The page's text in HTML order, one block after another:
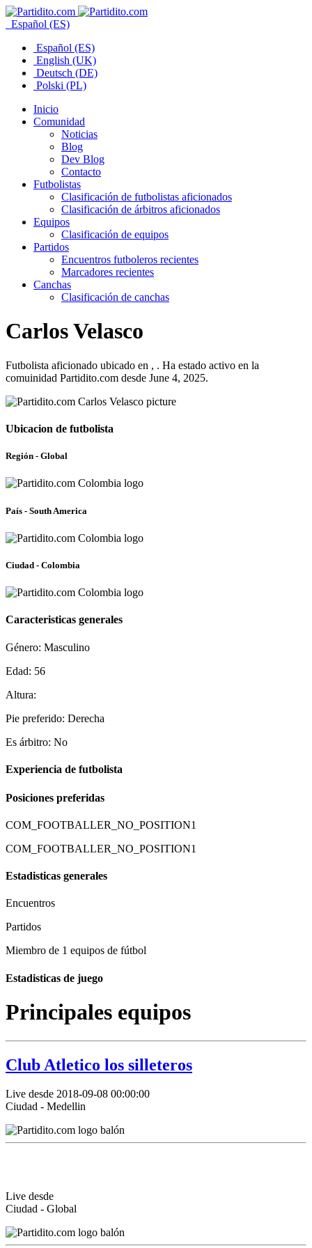
Español (ES)
Español (ES)
English (UK)
Deutsch (DE)
Polski (PL)
Inicio
Comunidad
Noticias
Blog
Dev Blog
Contacto
Futbolistas
Clasificación de futbolistas aficionados
Clasificación de árbitros aficionados
Equipos
Clasificación de equipos
Partidos
Encuentros futboleros recientes
Marcadores recientes
Canchas
Clasificación de canchas
Carlos Velasco
Futbolista aficionado ubicado en , . Ha estado activo en la
comuinidad Partidito.com desde June 4, 2025.
Ubicacion de futbolista
Región - Global
País - South America
Ciudad - Colombia
Caracteristicas generales
Género: Masculino
Edad: 56
Altura:
Pie preferido: Derecha
Es árbitro: No
Experiencia de futbolista
Posiciones preferidas
COM_FOOTBALLER_NO_POSITION1
COM_FOOTBALLER_NO_POSITION1
Estadisticas generales
Encuentros
Partidos
Miembro de 1 equipos de fútbol
Estadisticas de juego
Principales equipos
Club Atletico los silleteros
Live desde 2018-09-08 00:00:00
Ciudad - Medellin
Live desde
Ciudad - Global